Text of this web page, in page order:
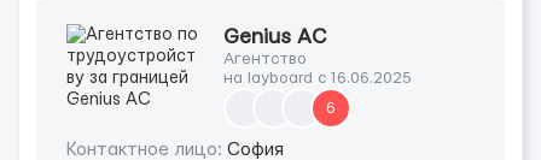
Genius AС
Агентство
на layboard с 16.06.2025
6
Контактное лицо: София